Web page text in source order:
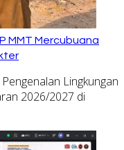
MMT Mercubuana
Lingkungan
2026/2027 di